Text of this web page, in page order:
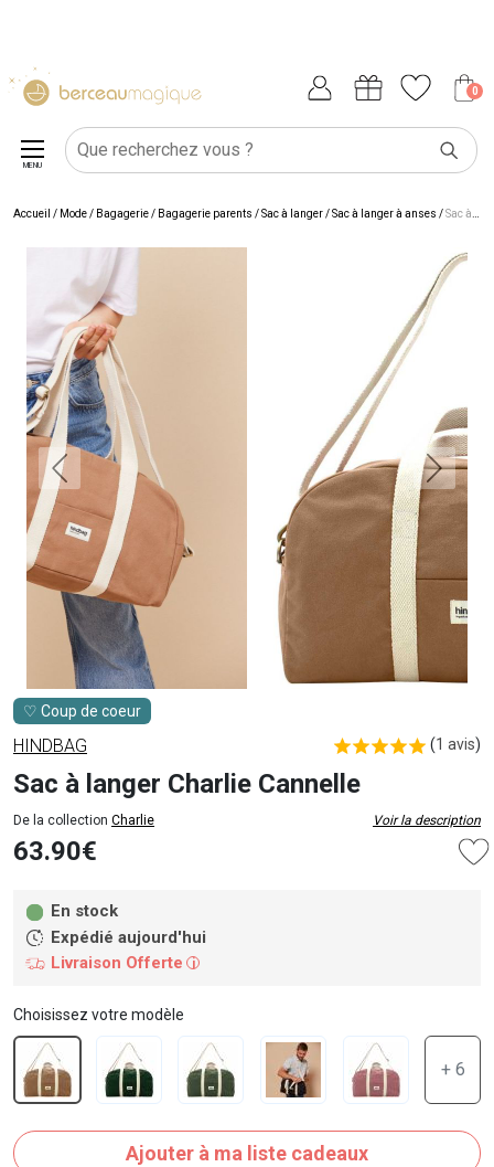
0
MENU
Accueil / Mode / Bagagerie/ Bagagerie parents /Sac à langer/Sac à langer à anses /Sac à langer Charlie Cannelle
♡ Coup de coeur
HINDBAG (1 avis)
Sac à langer Charlie Cannelle
De la collection Charlie Voir la description
63.90€
En stock
Expédié aujourd'hui
Livraison Offerte
i
Choisissez votre modèle
+ 6
Ajouter à ma liste cadeaux